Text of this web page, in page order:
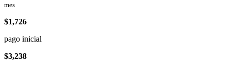
mes
$1,726
pago inicial
$3,238